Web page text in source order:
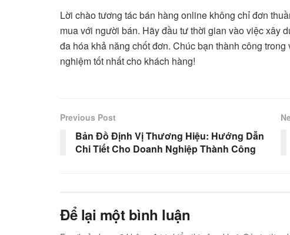
Lời chào tương tác bán hàng online không chỉ đơn
mua với người bán. Hãy đầu tư thời gian vào việc xây
đa hóa khả năng chốt đơn. Chúc bạn thành công
nghiệm tốt nhất cho khách hàng!
Previous Post
Bản Đồ Định Vị Thương Hiệu: Hướng Dẫn
Chi Tiết Cho Doanh Nghiệp Thành Công
Để lại một bình luận